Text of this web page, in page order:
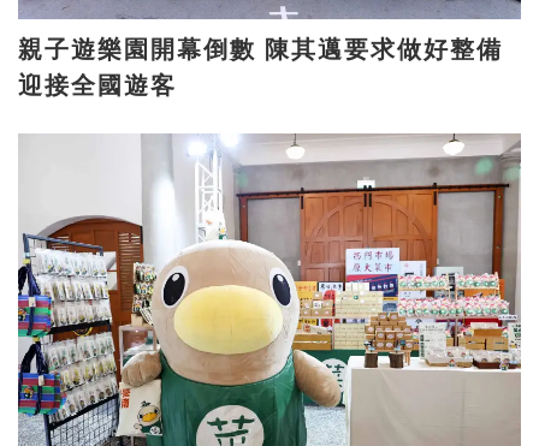
親子遊樂園開幕倒數 陳其邁要求做好整備
迎接全國遊客